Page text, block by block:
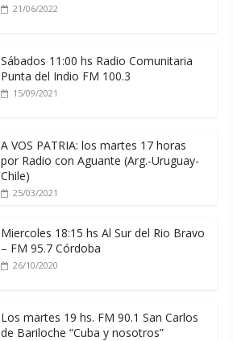
21/06/2022
Sábados 11:00 hs Radio Comunitaria
Punta del Indio FM 100.3
15/09/2021
A VOS PATRIA: los martes 17 horas
por Radio con Aguante (Arg.-Uruguay-
Chile)
25/03/2021
Miercoles 18:15 hs Al Sur del Rio Bravo
– FM 95.7 Córdoba
26/10/2020
Los martes 19 hs. FM 90.1 San Carlos
de Bariloche “Cuba y nosotros”